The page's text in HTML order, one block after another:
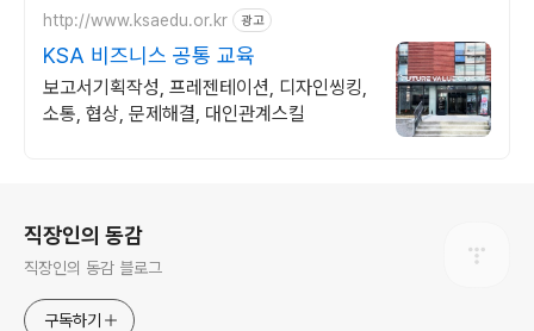
http://www.ksaedu.or.kr 광고
KSA 비즈니스 공통 교육
보고서기획작성, 프레젠테이션, 디자인씽킹,
소통, 협상, 문제해결, 대인관계스킬
직장인의 동감
직장인의 동감 블로그
구독하기